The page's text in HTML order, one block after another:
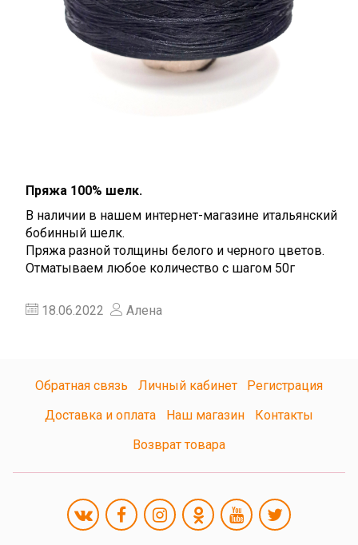
Пряжа 100% шелк.
В наличии в нашем интернет-магазине итальянский
бобинный шелк.
Пряжа разной толщины белого и черного цветов.
Отматываем любое количество с шагом 50г
18.06.2022 Алена
Обратная связь Личный кабинет
Регистрация
Доставка и оплата
Наш магазин
Контакты
Возврат товара